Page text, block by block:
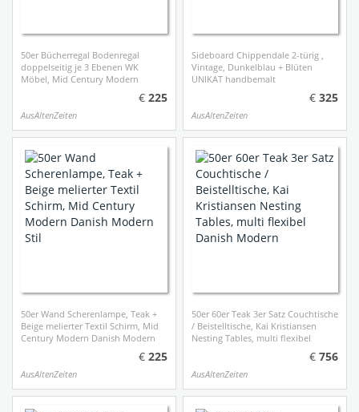
50er Bücherregal Bodenregal
doppelseitig je 3 Ebenen WK
Möbel, Mid Century Modern
225
AusAltenZeiten
Sideboard Chippendale 2-türig ,
Vintage, Dunkelblau + Blüten
UNIKAT handbemalt
325
AusAltenZeiten
50er Wand Scherenlampe, Teak +
Beige melierter Textil Schirm, Mid
Century Modern Danish Modern
225
AusAltenZeiten
50er 60er Teak 3er Satz Couchtische
/ Beistelltische, Kai Kristiansen
Nesting Tables, multi flexibel
756
AusAltenZeiten